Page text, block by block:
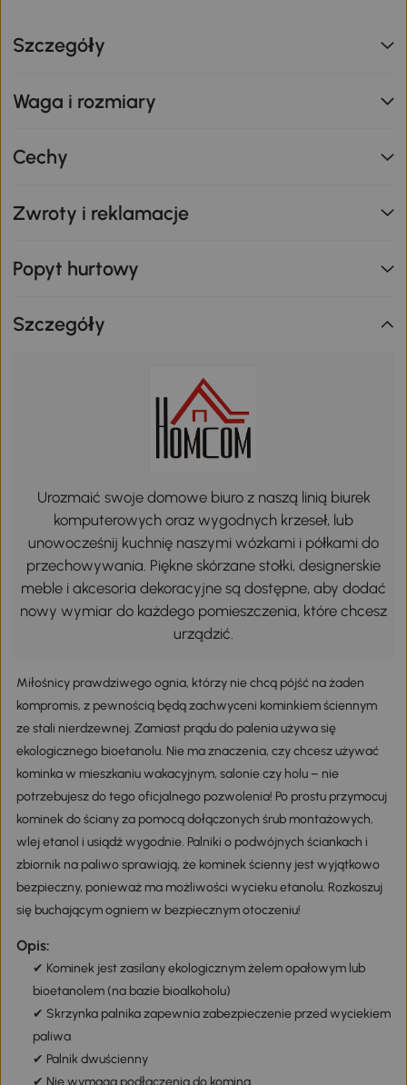
Szczegóły
Waga i rozmiary
Cechy
Zwroty i reklamacje
Popyt hurtowy
Szczegóły
Urozmaić swoje domowe biuro z naszą linią biurek
komputerowych oraz wygodnych krzeseł, lub
unowocześnij kuchnię naszymi wózkami i półkami do
przechowywania. Piękne skórzane stołki, designerskie
meble i akcesoria dekoracyjne są dostępne, aby dodać
nowy wymiar do każdego pomieszczenia, które chcesz
urządzić.
Miłośnicy prawdziwego ognia, którzy nie chcą pójść na żaden
kompromis, z pewnością będą zachwyceni kominkiem ściennym
ze stali nierdzewnej. Zamiast prądu do palenia używa się
ekologicznego bioetanolu. Nie ma znaczenia, czy chcesz używać
kominka w mieszkaniu wakacyjnym, salonie czy holu – nie
potrzebujesz do tego oficjalnego pozwolenia! Po prostu przymocuj
kominek do ściany za pomocą dołączonych śrub montażowych,
wlej etanol i usiądź wygodnie. Palniki o podwójnych ściankach i
zbiornik na paliwo sprawiają, że kominek ścienny jest wyjątkowo
bezpieczny, ponieważ ma możliwości wycieku etanolu. Rozkoszuj
się buchającym ogniem w bezpiecznym otoczeniu!
Opis:
✔ Kominek jest zasilany ekologicznym żelem opałowym lub
bioetanolem (na bazie bioalkoholu)
✔ Skrzynka palnika zapewnia zabezpieczenie przed wyciekiem
paliwa
✔ Palnik dwuścienny